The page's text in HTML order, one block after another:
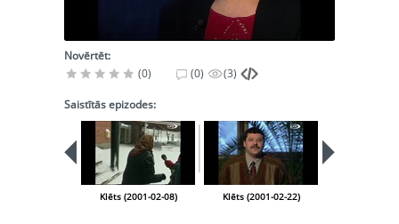
Novērtēt:
(0)
(0) (3)
Saistītās epizodes:
Klēts (2001-02-08) Klēts (2001-02-22)